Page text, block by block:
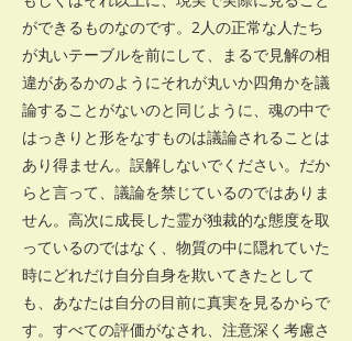
ができるものなのです。2人の正常な人たち
が丸いテーブルを前にして、まるで見解の相
違があるかのようにそれが丸いか四角かを議
論することがないのと同じように、魂の中で
はっきりと形をなすものは議論されることは
あり得ません。誤解しないでください。だか
らと言って、議論を禁じているのではありま
せん。高次に成長した霊が独裁的な態度を取
っているのではなく、物質の中に隠れていた
時にどれだけ自分自身を欺いてきたとして
も、あなたは自分の目前に真実を見るからで
す。すべての評価がなされ、注意深く考慮さ